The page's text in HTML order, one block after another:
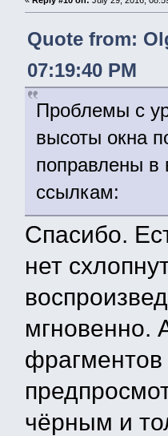
Quote from:
07:19:40 PM
Проблемы с
высоты окна
поправлены в
ссылкам:
Спасибо.
нет
мгновенно.
фрагментов
чёрным и